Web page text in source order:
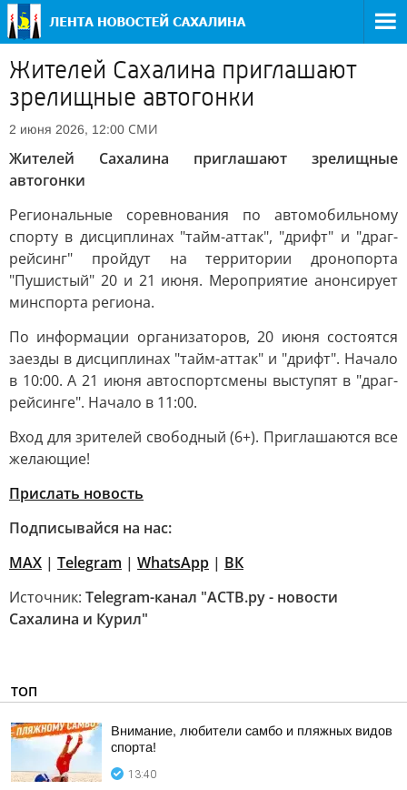
Жителей Сахалина приглашают
зрелищные автогонки
2 июня 2026, 12:00 СМИ
Жителей Сахалина приглашают зрелищные
автогонки
Региональные соревнования по автомобильному
спорту в дисциплинах "тайм-аттак", "дрифт" и "драг-
рейсинг" пройдут на территории дронопорта
"Пушистый" 20 и 21 июня. Мероприятие анонсирует
минспорта региона.
По информации организаторов, 20 июня состоятся
заезды в дисциплинах "тайм-аттак" и "дрифт". Начало
в 10:00. А 21 июня автоспортсмены выступят в "драг-
рейсинге". Начало в 11:00.
Вход для зрителей свободный (6+). Приглашаются все
желающие!
Прислать новость
Подписывайся на нас:
MAX | Telegram | WhatsApp | ВК
Источник: Telegram-канал "АСТВ.ру - новости
Сахалина и Курил"
ТОП
Внимание, любители самбо и пляжных видов
спорта!
13:40